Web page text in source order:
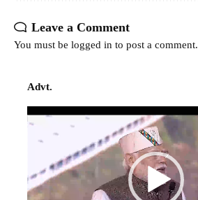
Leave a Comment
You must be logged in to post a comment.
Advt.
Video